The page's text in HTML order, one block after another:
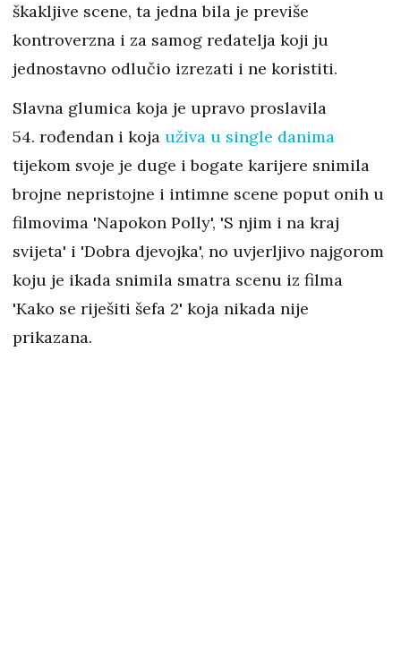
škakljive scene, ta jedna bila je previše
kontroverzna i za samog redatelja koji ju
jednostavno odlučio izrezati i ne koristiti.
Slavna glumica koja je upravo proslavila
54. rođendan i koja uživa u single danima
tijekom svoje je duge i bogate karijere snimila
brojne nepristojne i intimne scene poput onih u
filmovima 'Napokon Polly', 'S njim i na kraj
svijeta' i 'Dobra djevojka', no uvjerljivo najgorom
koju je ikada snimila smatra scenu iz filma
'Kako se riješiti šefa 2' koja nikada nije
prikazana.